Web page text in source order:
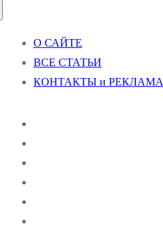
О САЙТЕ
ВСЕ СТАТЬИ
КОНТАКТЫ и РЕКЛАМА